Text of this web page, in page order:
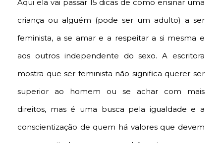
Aqui ela vai passar 15 dicas de como ensinar uma
criança ou alguém (pode ser um adulto) a ser
feminista, a se amar e a respeitar a si mesma e
aos outros independente do sexo. A escritora
mostra que ser feminista não significa querer ser
superior ao homem ou se achar com mais
direitos, mas é uma busca pela igualdade e a
conscientização de quem há valores que devem